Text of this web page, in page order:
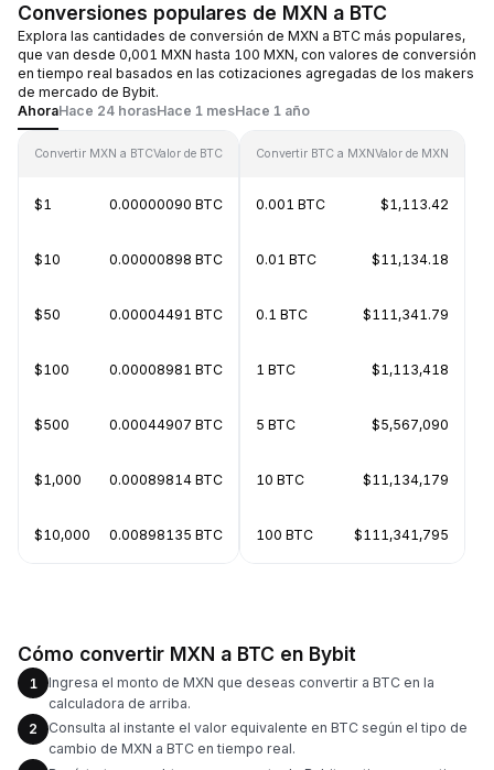
Conversiones populares de MXN a BTC
Explora las cantidades de conversión de MXN a BTC más populares,
que van desde 0,001 MXN hasta 100 MXN, con valores de conversión
en tiempo real basados en las cotizaciones agregadas de los makers
de mercado de Bybit.
AhoraHace 24 horasHace 1 mesHace 1 año
Convertir MXN a BTCValor de BTC
$1 0.00000090 BTC
$10 0.00000898 BTC
$50 0.00004491 BTC
$100 0.00008981 BTC
$500 0.00044907 BTC
$1,000 0.00089814 BTC
$10,000 0.00898135 BTC
Convertir BTC a MXNValor de MXN
0.001 BTC $1,113.42
0.01 BTC $11,134.18
0.1 BTC $111,341.79
1 BTC $1,113,418
5 BTC $5,567,090
10 BTC $11,134,179
100 BTC $111,341,795
Cómo convertir MXN a BTC en Bybit
1
Ingresa el monto de MXN que deseas convertir a BTC en la
calculadora de arriba.
2
Consulta al instante el valor equivalente en BTC según el tipo de
cambio de MXN a BTC en tiempo real.